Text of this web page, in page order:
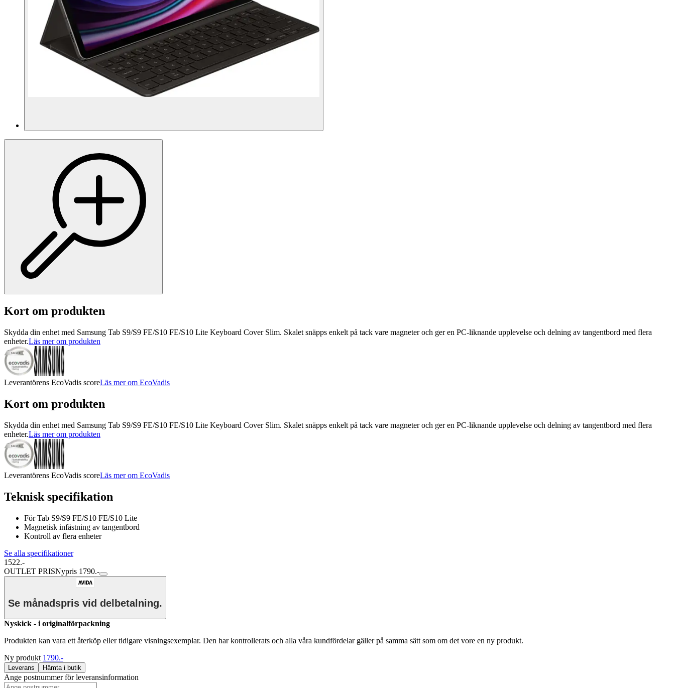
Kort om produkten
Skydda din enhet med Samsung Tab S9/S9 FE/S10 FE/S10 Lite Keyboard Cover Slim. Skalet snäpps enkelt på tack vare magneter och ger en PC-liknande upplevelse och delning av tangentbord med flera
enheter.Läs mer om produkten
Leverantörens EcoVadis scoreLäs mer om EcoVadis
Kort om produkten
Skydda din enhet med Samsung Tab S9/S9 FE/S10 FE/S10 Lite Keyboard Cover Slim. Skalet snäpps enkelt på tack vare magneter och ger en PC-liknande upplevelse och delning av tangentbord med flera
enheter.Läs mer om produkten
Leverantörens EcoVadis scoreLäs mer om EcoVadis
Teknisk specifikation
För Tab S9/S9 FE/S10 FE/S10 Lite
Magnetisk infästning av tangentbord
Kontroll av flera enheter
Se alla specifikationer
1522.-
OUTLET PRISNypris 1790.-
Se månadspris vid delbetalning.
Nyskick - i originalförpackning
Produkten kan vara ett återköp eller tidigare visningsexemplar. Den har kontrollerats och alla våra kundfördelar gäller på samma sätt som om det vore en ny produkt.
Ny produkt 1790.-
Leverans Hämta i butik
Ange postnummer för leveransinformation